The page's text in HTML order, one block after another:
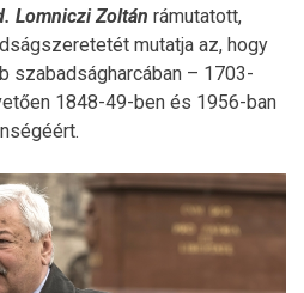
Lomniczi Zoltán rámutatott,
mutatja az, hogy
szabadságharcában – 1703-
1848-49-ben és 1956-ban